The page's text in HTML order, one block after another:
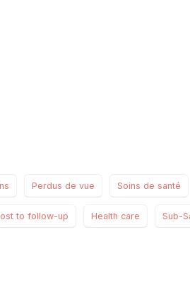
Perdus de vue Soins de santé
to follow-up Health care Sub-